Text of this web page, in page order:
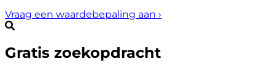
Vraag een waardebepaling aan ›
Gratis zoekopdracht